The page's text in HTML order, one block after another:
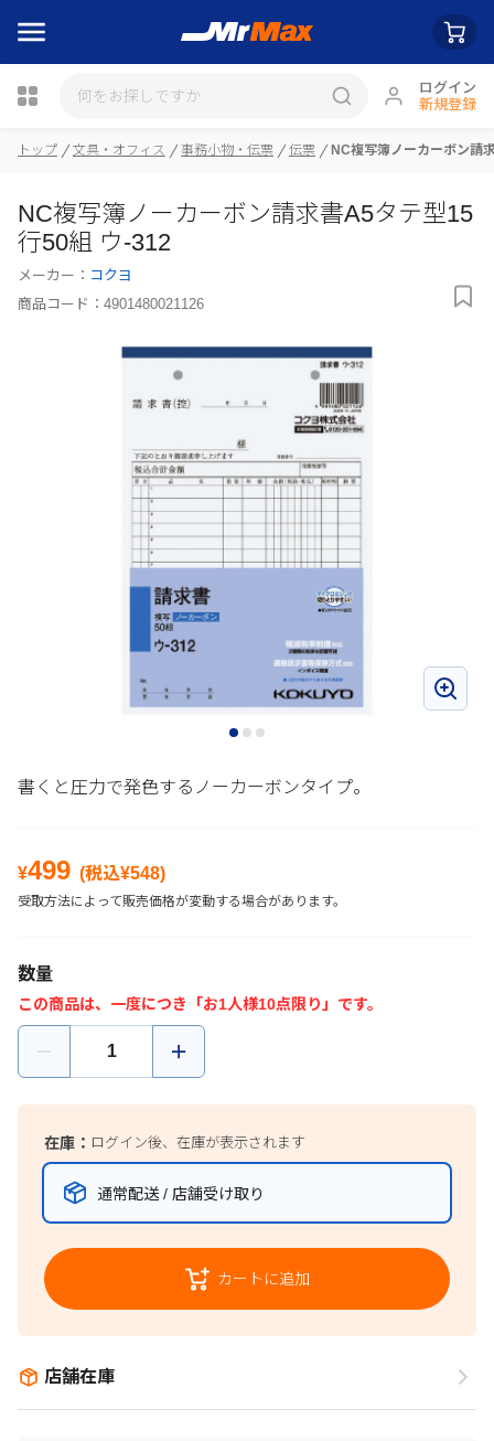
ログイン
新規登録
瓶詰
トップ 文具・オフィス 事務小物・伝票 伝票 NC複写簿ノーカーボン請
NC複写簿ノーカーボン請求書A5タテ型15
行50組 ウ-312
メーカー： コクヨ
商品コード： 4901480021126
書くと圧力で発色するノーカーボンタイプ。
¥499 (税込¥548)
受取方法によって販売価格が変動する場合があります。
数量
この商品は、一度につき「お1人様10点限り」です。
在庫： ログイン後、在庫が表示されます
通常配送 / 店舗受け取り
カートに追加
店舗在庫